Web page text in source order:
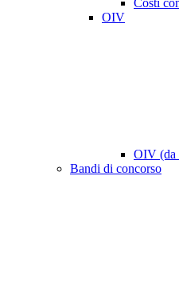
Costi
OIV
OIV (da
Bandi di concorso